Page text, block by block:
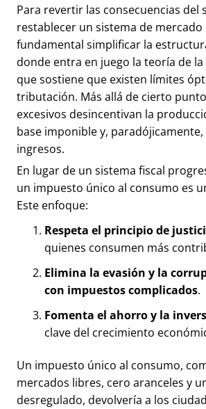
Para revertir las consecuencias del
restablecer un sistema de mercado
fundamental simplificar la
donde entra en juego la teoría de la
que sostiene que existen límites
tributación. Más allá de cierto
excesivos desincentivan la
base imponible y,
ingresos.
En lugar de un sistema fiscal
un impuesto único al consumo es
Este enfoque:
Respeta el principio de
quienes consumen más
Elimina la evasión y la
con impuestos complicados.
Fomenta el ahorro y la
clave del crecimiento
Un impuesto único al consumo,
mercados libres, cero aranceles y
desregulado, devolvería a los